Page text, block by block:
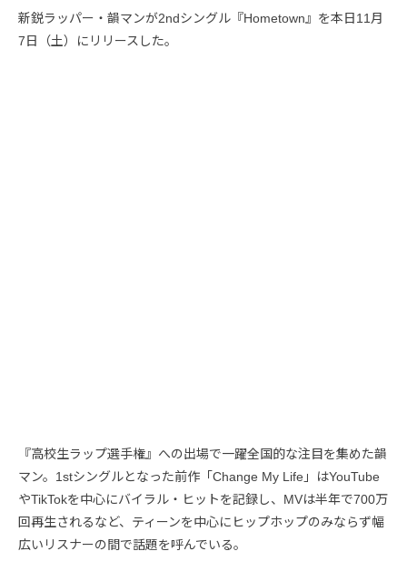
新鋭ラッパー・韻マンが2ndシングル『Hometown』を本日11月
7日（土）にリリースした。
『高校生ラップ選手権』への出場で一躍全国的な注目を集めた韻
マン。1stシングルとなった前作「Change My Life」はYouTube
やTikTokを中心にバイラル・ヒットを記録し、MVは半年で700万
回再生されるなど、ティーンを中心にヒップホップのみならず幅
広いリスナーの間で話題を呼んでいる。